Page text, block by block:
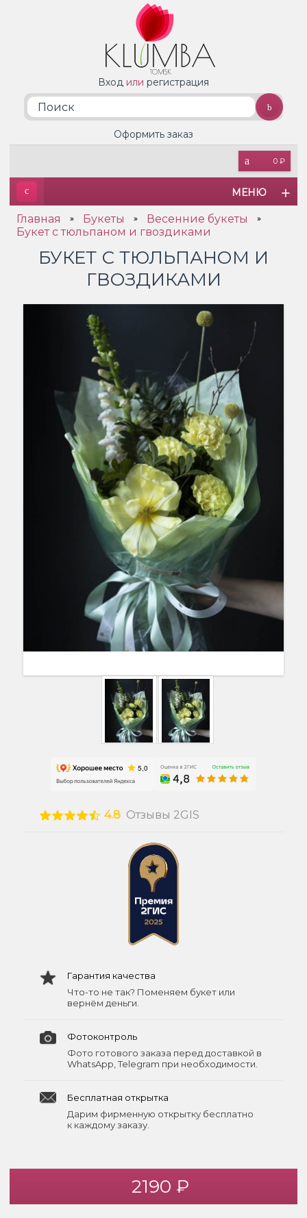
Вход или регистрация
0 ₽
Оформить заказ
МЕНЮ
Главная » Букеты » Весенние букеты »
Букет с тюльпаном и гвоздиками
БУКЕТ С ТЮЛЬПАНОМ И
ГВОЗДИКАМИ
4.8 Отзывы 2GIS
Гарантия качества
Что-то не так? Поменяем букет или
вернём деньги.
Фотоконтроль
Фото готового заказа перед доставкой в
WhatsApp, Telegram при необходимости.
Бесплатная открытка
Дарим фирменную открытку бесплатно
к каждому заказу.
2190 ₽